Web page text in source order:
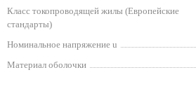
Класс токопроводящей жилы (Европейские
стандарты)
Номинальное напряжение u
Материал оболочки